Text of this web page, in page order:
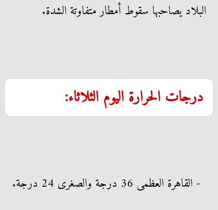
البلاد يصاحبها سقوط أمطار متفاوتة الشدة.
درجات الحرارة اليوم الثلاثاء:
- القاهرة العظمى 36 درجة والصغرى 24 درجة.